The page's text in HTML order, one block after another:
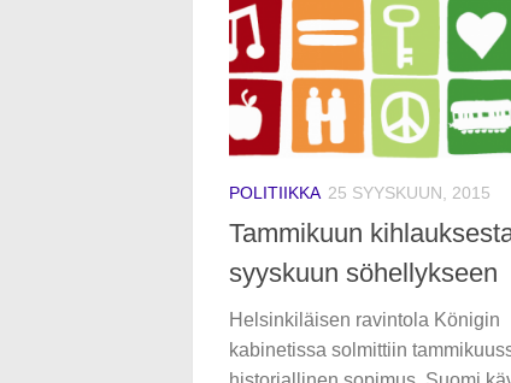
POLITIIKKA 25 SYYSKUUN, 2015
Tammikuun
syyskuun söhellykseen
Helsinkiläisen ravintola Königin
kabinetissa solmittiin